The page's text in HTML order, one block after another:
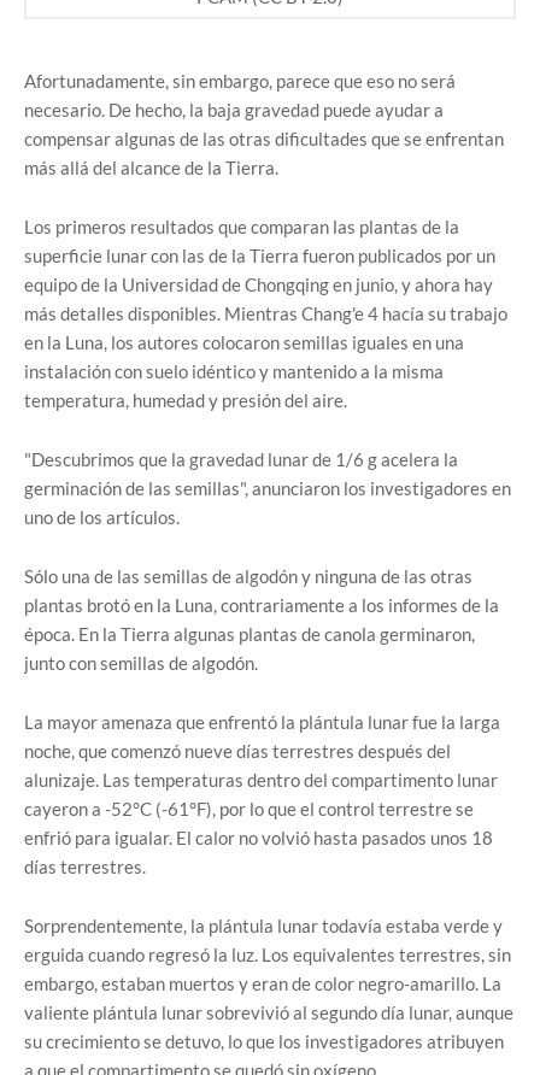
Afortunadamente, sin embargo, parece que eso no será
necesario. De hecho, la baja gravedad puede ayudar a
compensar algunas de las otras dificultades que se enfrentan
más allá del alcance de la Tierra.
Los primeros resultados que comparan las plantas de la
superficie lunar con las de la Tierra fueron publicados por un
equipo de la Universidad de Chongqing en junio, y ahora hay
más detalles disponibles. Mientras Chang'e 4 hacía su trabajo
en la Luna, los autores colocaron semillas iguales en una
instalación con suelo idéntico y mantenido a la misma
temperatura, humedad y presión del aire.
"Descubrimos que la gravedad lunar de 1/6 g acelera la
germinación de las semillas", anunciaron los investigadores en
uno de los artículos.
Sólo una de las semillas de algodón y ninguna de las otras
plantas brotó en la Luna, contrariamente a los informes de la
época. En la Tierra algunas plantas de canola germinaron,
junto con semillas de algodón.
La mayor amenaza que enfrentó la plántula lunar fue la larga
noche, que comenzó nueve días terrestres después del
alunizaje. Las temperaturas dentro del compartimento lunar
cayeron a -52°C (-61°F), por lo que el control terrestre se
enfrió para igualar. El calor no volvió hasta pasados unos 18
días terrestres.
Sorprendentemente, la plántula lunar todavía estaba verde y
erguida cuando regresó la luz. Los equivalentes terrestres, sin
embargo, estaban muertos y eran de color negro-amarillo. La
valiente plántula lunar sobrevivió al segundo día lunar, aunque
su crecimiento se detuvo, lo que los investigadores atribuyen
a que el compartimento se quedó sin oxígeno.